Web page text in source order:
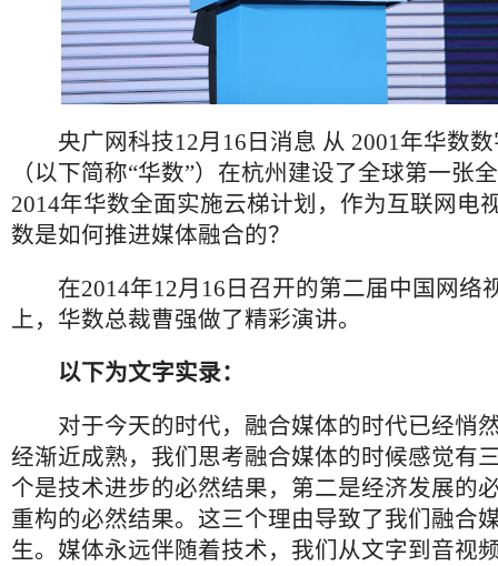
央广网科技12月16日消息 从 2001年华数数
（以下简称“华数”）在杭州建设了全球第一张
2014年华数全面实施云梯计划，作为互联网电
数是如何推进媒体融合的？
在2014年12月16日召开的第二届中国网络
上，华数总裁曹强做了精彩演讲。
以下为文字实录：
对于今天的时代，融合媒体的时代已经悄
经渐近成熟，我们思考融合媒体的时候感觉有
个是技术进步的必然结果，第二是经济发展的
重构的必然结果。这三个理由导致了我们融合
生。媒体永远伴随着技术，我们从文字到音视